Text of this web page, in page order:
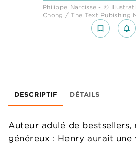
Philippe Narcisse - ©
Chong / The Text Pubishing
bookmark_border
DESCRIPTIF DÉTAILS
Auteur adulé de bestsellers,
généreux : Henry aurait une